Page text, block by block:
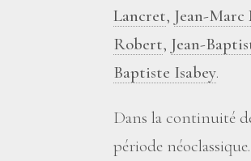
Lancret, Jean-
Robert, Jean-
Baptiste Isabey.
Dans la continuité
période